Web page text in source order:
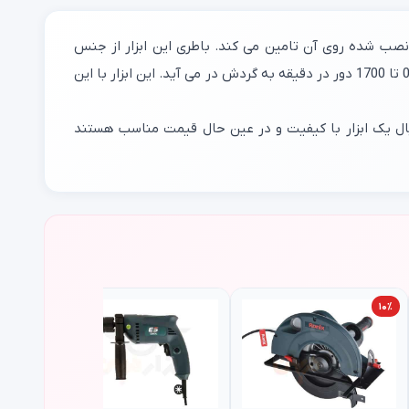
نصب شده روی آن تامین می کند. باطری این ابزار از جنس
لیتیوم یون است که در مقابل حرارت و فشار نسبت به باطری نیکل کادمیوم مقاوم تر می باشد. مته این ابزار با سرعت آزاد 0 تا 500 و 0 تا 1700 دور در دقیقه به گردش در می آید. این ابزار با این
یک ابزار با کیفیت و در عین حال قیمت مناسب هستند
۱۰٪